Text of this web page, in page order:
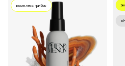
комплекс грибов